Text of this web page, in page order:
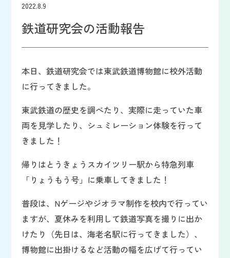
2022.8.9
鉄道研究会の活動報告
本日、鉄道研究会では東武鉄道博物館に校外活動
に行ってきました。
東武鉄道の歴史を調べたり、実際に走っていた車
両を見学したり、シュミレーション体験を行って
きました！
帰りはとうきょうスカイツリー駅から特急列車
「りょうもう号」に乗車してきました！
普段は、Nゲージやジオラマ制作を校内で行ってい
ますが、夏休みを利用して鉄道写真を撮りに出か
けたり（先日は、海老名駅に行ってきました）、
博物館に出掛けるなど活動の幅を広げて行ってい